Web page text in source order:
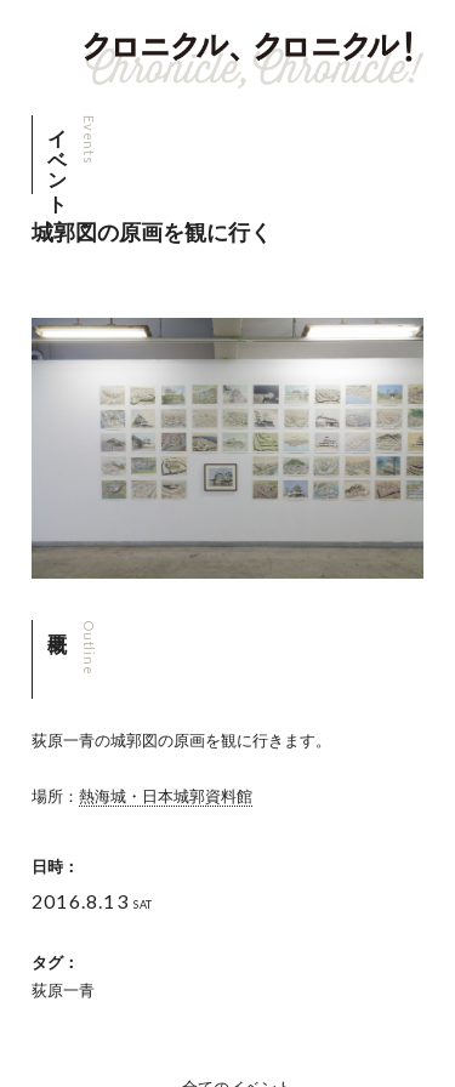
イベント Events
城郭図の原画を観に行く
Outline
荻原一青の城郭図の原画を観に行きます。
場所： 熱海城・日本城郭資料館
日時：
2016.8.13 SAT
タグ：
荻原一青